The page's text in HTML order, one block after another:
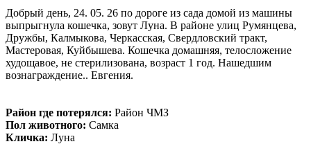
Добрый день, 24. 05. 26 по дороге из сада домой из машины
выпрыгнула кошечка, зовут Луна. В районе улиц Румянцева,
Дружбы, Калмыкова, Черкасская, Свердловский тракт,
Мастеровая, Куйбышева. Кошечка домашняя, телосложение
худощавое, не стерилизована, возраст 1 год. Нашедшим
вознаграждение.. Евгения.
Район где потерялся: Район ЧМЗ
Пол животного: Самка
Кличка: Луна